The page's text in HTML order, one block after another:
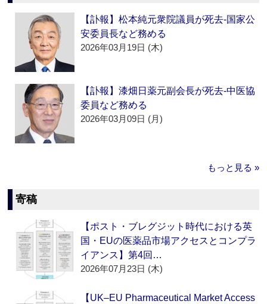
【訃報】松本純元衆院議員が死去‐国家公
安委員長など務める
2026年03月19日 (木)
【訃報】漆畑日薬元副会長が死去‐中医協
委員など務める
2026年03月09日 (月)
もっと見る »
寄稿
【ポスト・ブレグジット時代における英
国・EUの医薬品市場アクセスとコンプラ
イアンス】第4回…
2026年07月23日 (木)
【UK–EU Pharmaceutical Market Access